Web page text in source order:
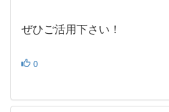
ぜひご活用下さい！
0